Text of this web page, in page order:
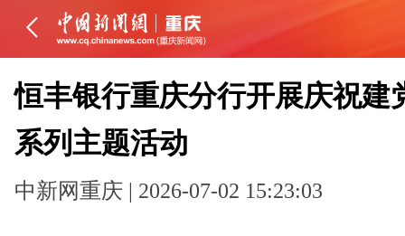
恒丰银行重庆分行开展庆祝建
系列主题活动
中新网重庆 | 2026-07-02 15:23:03